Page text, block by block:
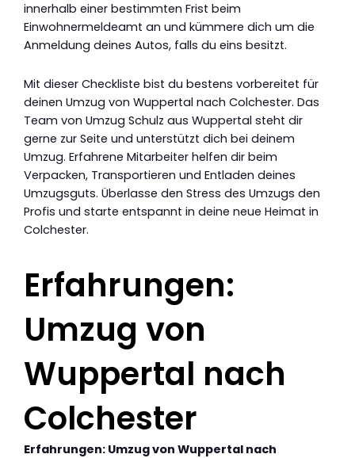
innerhalb einer bestimmten Frist beim
Einwohnermeldeamt an und kümmere dich um die
Anmeldung deines Autos, falls du eins besitzt.
Mit dieser Checkliste bist du bestens vorbereitet für
deinen Umzug von Wuppertal nach Colchester. Das
Team von Umzug Schulz aus Wuppertal steht dir
gerne zur Seite und unterstützt dich bei deinem
Umzug. Erfahrene Mitarbeiter helfen dir beim
Verpacken, Transportieren und Entladen deines
Umzugsguts. Überlasse den Stress des Umzugs den
Profis und starte entspannt in deine neue Heimat in
Colchester.
Erfahrungen:
Umzug von
Wuppertal nach
Colchester
Erfahrungen: Umzug von Wuppertal nach